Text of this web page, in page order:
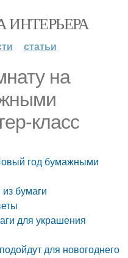
статьи
на
класс
год бумажными
бумаги
для украшения
для новогоднего